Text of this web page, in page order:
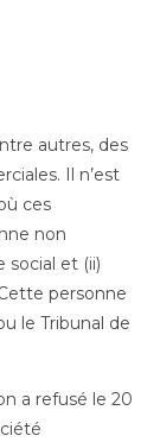
autres, des
Il n’est
ces
non
social et (ii)
personne
le Tribunal de
a refusé le 20